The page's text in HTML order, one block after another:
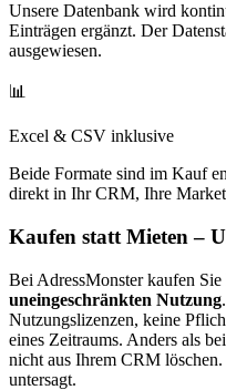
Unsere Datenbank wird
Einträgen ergänzt. Der
ausgewiesen.
📊
Excel & CSV inklusive
Beide Formate sind im Kauf
direkt in Ihr CRM, Ihre
Kaufen statt Mieten –
Bei AdressMonster kaufen Sie
uneingeschränkten Nutzung
Nutzungslizenzen, keine
eines Zeitraums. Anders als
nicht aus Ihrem CRM
untersagt.